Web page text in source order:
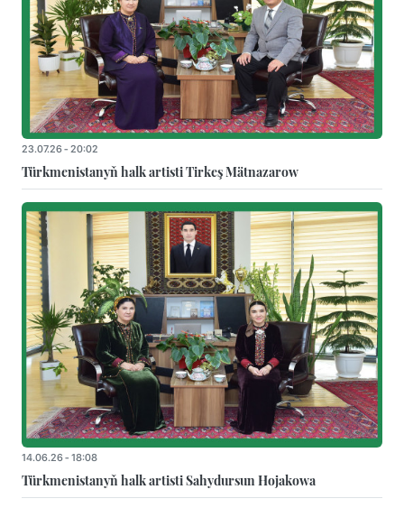
23.07.26 - 20:02
Türkmenistanyň halk artisti Tirkeş Mätnazarow
14.06.26 - 18:08
Türkmenistanyň halk artisti Sahydursun Hojakowa